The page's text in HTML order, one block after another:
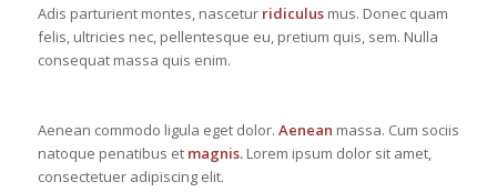
Adis parturient montes, nascetur ridiculusmus. Donec quam
felis, ultricies nec, pellentesque eu, pretium quis, sem. Nulla
consequat massa quis enim.
Aenean commodo ligula eget dolor. Aenean massa. Cum sociis
natoque penatibus et magnis. Lorem ipsum dolor sit amet,
consectetuer adipiscing elit.